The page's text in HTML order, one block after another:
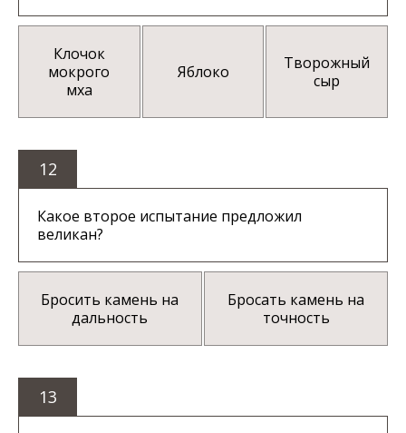
Клочок
мокрого
мха
Яблоко
Творожный
сыр
12
Какое второе испытание предложил
великан?
Бросить камень на
дальность
Бросать камень на
точность
13